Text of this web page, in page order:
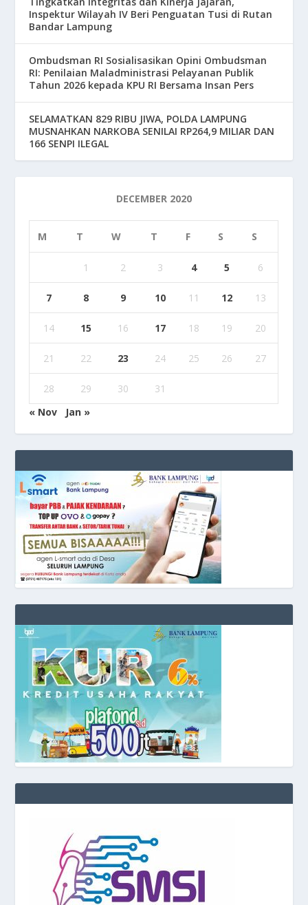
Inspektur Wilayah IV Beri Penguatan Tusi di Rutan
Bandar Lampung
Ombudsman RI Sosialisasikan Opini Ombudsman
RI: Penilaian Maladministrasi Pelayanan Publik
Tahun 2026 kepada KPU RI Bersama Insan Pers
SELAMATKAN 829 RIBU JIWA, POLDA LAMPUNG
MUSNAHKAN NARKOBA SENILAI RP264,9 MILIAR DAN
166 SENPI ILEGAL
DECEMBER 2020
M T W T F S S
1 2 3 4 5 6
7 8 9 10 11 12 13
14 15 16 17 18 19 20
21 22 23 24 25 26 27
28 29 30
31
« Nov
Jan »